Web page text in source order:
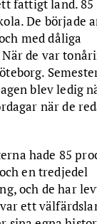
fattigt land.
De började
med dåliga
de var
blev ledig
när de
hade 85
en tredjedel
och de har
ett